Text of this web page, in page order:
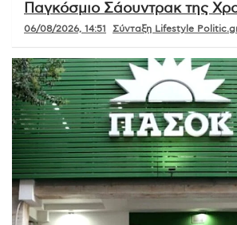
Παγκόσμιο Σάουντρακ της
06/08/2026, 14:51 Σύνταξη Lifestyle